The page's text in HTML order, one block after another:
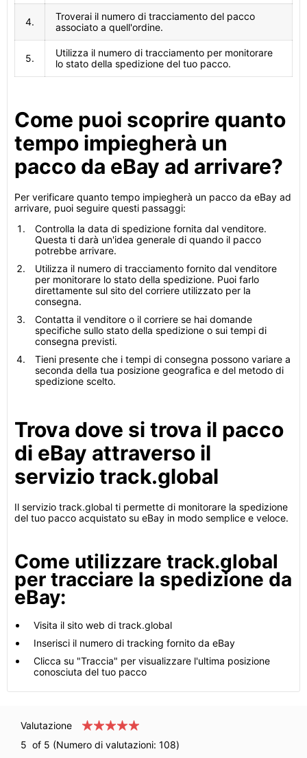
4.
Troverai il numero di tracciamento del pacco
associato a quell'ordine.
5.
Utilizza il numero di tracciamento per monitorare
lo stato della spedizione del tuo pacco.
Come puoi scoprire quanto
tempo impiegherà un
pacco da eBay ad arrivare?
Per verificare quanto tempo impiegherà un pacco da eBay ad
arrivare, puoi seguire questi passaggi:
Controlla la data di spedizione fornita dal venditore.
Questa ti darà un'idea generale di quando il pacco
potrebbe arrivare.
Utilizza il numero di tracciamento fornito dal venditore
per monitorare lo stato della spedizione. Puoi farlo
direttamente sul sito del corriere utilizzato per la
consegna.
Contatta il venditore o il corriere se hai domande
specifiche sullo stato della spedizione o sui tempi di
consegna previsti.
Tieni presente che i tempi di consegna possono variare a
seconda della tua posizione geografica e del metodo di
spedizione scelto.
Trova dove si trova il pacco
di eBay attraverso il
servizio track.global
Il servizio track.global ti permette di monitorare la spedizione
del tuo pacco acquistato su eBay in modo semplice e veloce.
Come utilizzare track.global
per tracciare la spedizione da
eBay:
Visita il sito web di track.global
Inserisci il numero di tracking fornito da eBay
Clicca su "Traccia" per visualizzare l'ultima posizione
conosciuta del tuo pacco
Valutazione
5 of 5 (Numero di valutazioni: 108)